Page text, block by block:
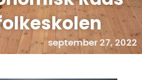
september 27, 2022